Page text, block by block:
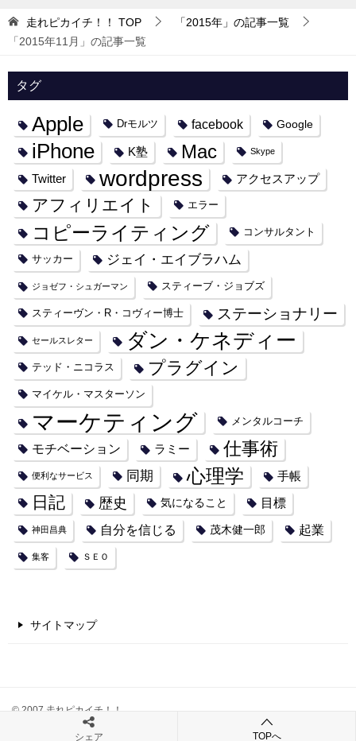
走れピカイチ！！ TOP
「2015年」の記事一覧
「2015年11月」の記事一覧
タグ
Apple Drモルツ facebook Google
iPhone K塾 Mac Skype
Twitter wordpress アクセスアップ
アフィリエイト エラー
コピーライティング コンサルタント
サッカー ジェイ・エイブラハム
ジョゼフ・シュガーマン スティーブ・ジョブズ
スティーヴン・R・コヴィー博士 ステーショナリー
セールスレター ダン・ケネディー
テッド・ニコラス プラグイン
マイケル・マスターソン
マーケティング メンタルコーチ
モチベーション ラミー 仕事術
便利なサービス 同期 心理学 手帳
日記 歴史 気になること 目標
神田昌典 自分を信じる 茂木健一郎 起業
集客 ＳＥＯ
サイトマップ
© 2007 走れピカイチ！！
シェア TOPへ